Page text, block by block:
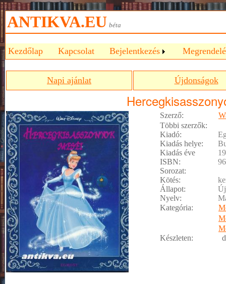
ANTIKVA.EU béta
Kezdőlap Kapcsolat Bejelentkezés
Napi ajánlat Újdonságok
Szerző:
Többi szerzők:
Kiadó:
Kiadás helye:
Kiadás éve
ISBN:
Sorozat:
Kötés:
Állapot:
Nyelv:
Kategória:
Készleten: